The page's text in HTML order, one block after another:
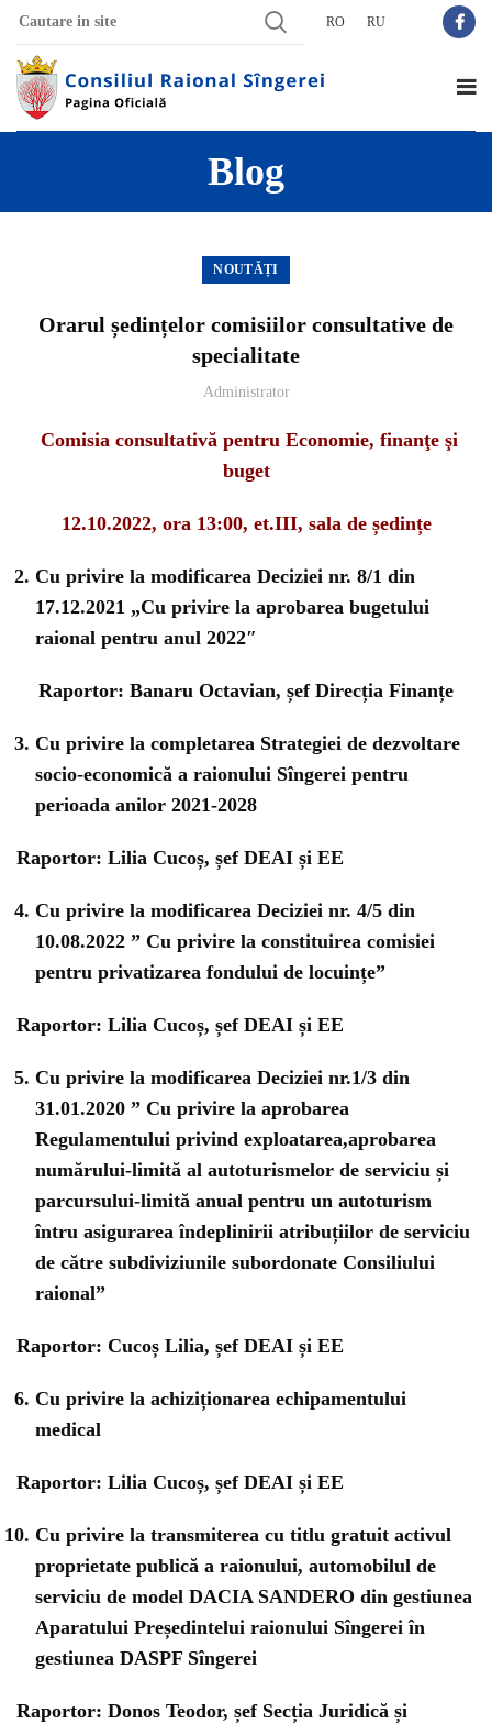
RO RU
Blog
NOUTĂȚI
Orarul ședințelor comisiilor consultative de
specialitate
Administrator
Comisia consultativă pentru Economie, finanţe şi
buget
12.10.2022, ora ­13:00, et.III, sala de ședințe
Cu privire la modificarea Deciziei nr. 8/1 din
17.12.2021 „Cu privire la aprobarea bugetului
raional pentru anul 2022″
Raportor: Banaru Octavian, șef Direcția Finanțe
Cu privire la completarea Strategiei de dezvoltare
socio-economică a raionului Sîngerei pentru
perioada anilor 2021-2028
Raportor: Lilia Cucoș, șef DEAI și EE
Cu privire la modificarea Deciziei nr. 4/5 din
10.08.2022 ” Cu privire la constituirea comisiei
pentru privatizarea fondului de locuințe”
Raportor: Lilia Cucoș, șef DEAI și EE
Cu privire la modificarea Deciziei nr.1/3 din
31.01.2020 ” Cu privire la aprobarea
Regulamentului privind exploatarea,aprobarea
numărului-limită al autoturismelor de serviciu și
parcursului-limită anual pentru un autoturism
întru asigurarea îndeplinirii atribuțiilor de serviciu
de către subdiviziunile subordonate Consiliului
raional”
Raportor: Cucoș Lilia, șef DEAI și EE
Cu privire la achiziționarea echipamentului
medical
Raportor: Lilia Cucoș, șef DEAI și EE
Cu privire la transmiterea cu titlu gratuit activul
proprietate publică a raionului, automobilul de
serviciu de model DACIA SANDERO din gestiunea
Aparatului Președintelui raionului Sîngerei în
gestiunea DASPF Sîngerei
Raportor: Donos Teodor, șef Secția Juridică și